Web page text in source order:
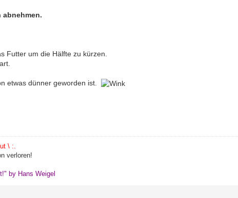
abnehmen.
Futter um die Hälfte zu kürzen.
etwas dünner geworden ist.
\ :.
verloren!
by Hans Weigel